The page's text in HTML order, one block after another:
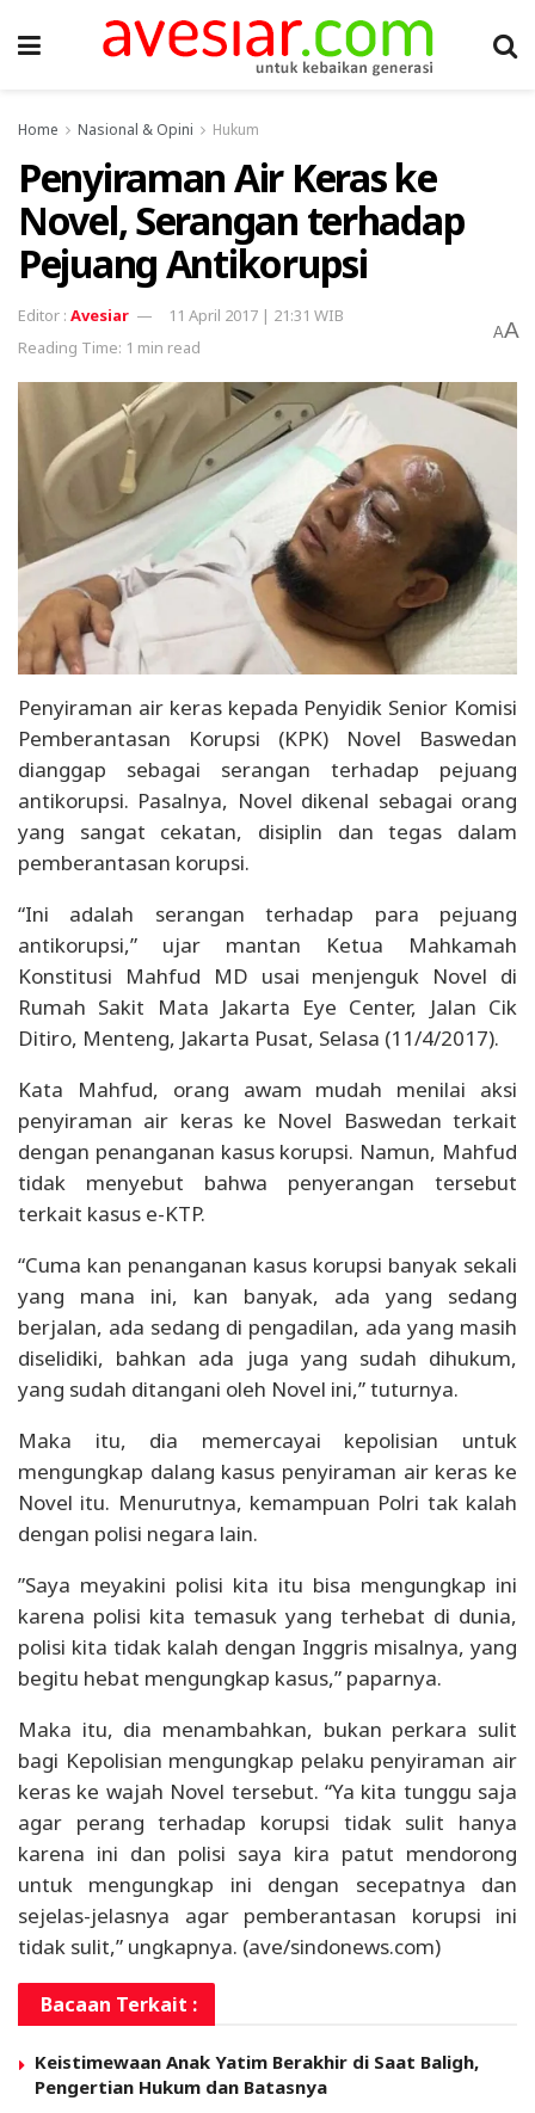
Home Nasional & Opini Hukum
Penyiraman Air Keras ke
Novel, Serangan terhadap
Pejuang Antikorupsi
Avesiar
11 April 2017 | 21:31 WIB
Reading Time: 1 min read
AA
Penyiraman air keras kepada Penyidik Senior Komisi
Pemberantasan Korupsi (KPK) Novel Baswedan
dianggap sebagai serangan terhadap pejuang
antikorupsi. Pasalnya, Novel dikenal sebagai orang
yang sangat cekatan, disiplin dan tegas dalam
pemberantasan korupsi.
“Ini adalah serangan terhadap para pejuang
antikorupsi,” ujar mantan Ketua Mahkamah
Konstitusi Mahfud MD usai menjenguk Novel di
Rumah Sakit Mata Jakarta Eye Center, Jalan Cik
Ditiro, Menteng, Jakarta Pusat, Selasa (11/4/2017).
Kata Mahfud, orang awam mudah menilai aksi
penyiraman air keras ke Novel Baswedan terkait
dengan penanganan kasus korupsi. Namun, Mahfud
tidak menyebut bahwa penyerangan tersebut
terkait kasus e-KTP.
“Cuma kan penanganan kasus korupsi banyak sekali
yang mana ini, kan banyak, ada yang sedang
berjalan, ada sedang di pengadilan, ada yang masih
diselidiki, bahkan ada juga yang sudah dihukum,
yang sudah ditangani oleh Novel ini,” tuturnya.
Maka itu, dia memercayai kepolisian untuk
mengungkap dalang kasus penyiraman air keras ke
Novel ‎itu. Menurutnya, kemampuan Polri tak kalah
dengan polisi negara lain.
‎”Saya meyakini polisi kita itu bisa mengungkap ini
karena polisi kita temasuk yang terhebat di dunia,
polisi kita tidak kalah dengan Inggris misalnya, yang
begitu hebat mengungkap kasus,” paparnya.
Maka itu, dia menambahkan, bukan perkara sulit
bagi Kepolisian mengungkap pelaku penyiraman air
keras ke wajah Novel tersebut. “Ya kita tunggu saja
agar perang terhadap korupsi tidak sulit hanya
karena ini dan polisi saya kira patut mendorong
untuk mengungkap ini dengan secepatnya dan
sejelas-jelasnya agar pemberantasan korupsi ini
tidak sulit,” ungkapnya. (ave/sindonews.com)
Bacaan Terkait :
Keistimewaan Anak Yatim Berakhir di Saat Baligh,
Pengertian Hukum dan Batasnya